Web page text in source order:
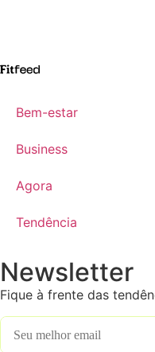
Bem-estar
Business
Agora
Tendência
Newsletter
Fique à frente das